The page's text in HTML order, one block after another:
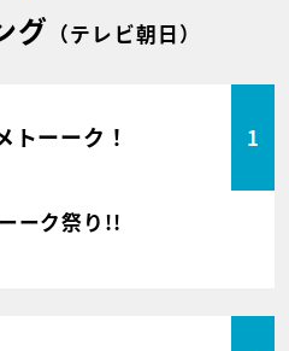
グ （テレビ朝日）
トーーク！ 1
ーク祭り!!